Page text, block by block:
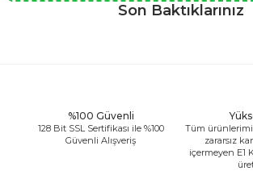
Son Baktıklarınız
%100 Güvenli
128 Bit SSL Sertifikası ile %100
Güvenli Alışveriş
Tüm
zararsız
içermeyen E1